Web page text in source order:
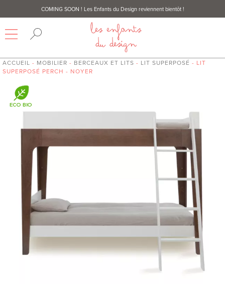
COMING SOON ! Les Enfants du Design reviennent bientôt !
ACCUEIL - MOBILIER - BERCEAUX ET LITS - LIT SUPERPOSÉ - LIT
SUPERPOSÉ PERCH - NOYER